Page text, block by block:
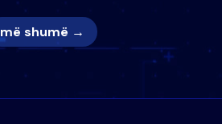
më shumë →